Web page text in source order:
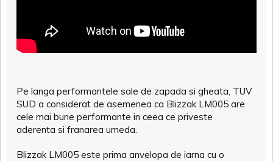
Pe langa performantele sale de zapada si gheata, TUV
SUD a considerat de asemenea ca Blizzak LM005 are
cele mai bune performante in ceea ce priveste
aderenta si franarea umeda.
Blizzak LM005 este prima anvelopa de iarna cu o